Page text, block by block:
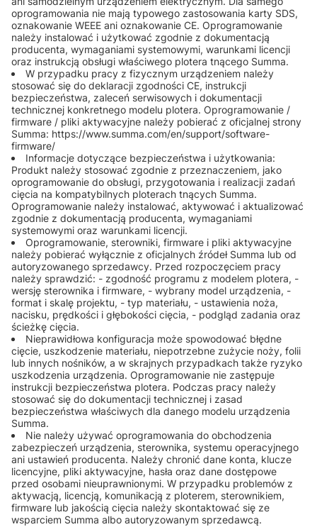
oprogramowania nie mają typowego zastosowania karty SDS,
oznakowanie WEEE ani oznakowanie CE. Oprogramowanie
należy instalować i użytkować zgodnie z dokumentacją
producenta, wymaganiami systemowymi, warunkami licencji
oraz instrukcją obsługi właściwego plotera tnącego Summa.
W przypadku pracy z fizycznym urządzeniem należy
stosować się do deklaracji zgodności CE, instrukcji
bezpieczeństwa, zaleceń serwisowych i dokumentacji
technicznej konkretnego modelu plotera. Oprogramowanie /
firmware / pliki aktywacyjne należy pobierać z oficjalnej strony
Summa: https://www.summa.com/en/support/software-
firmware/
Informacje dotyczące bezpieczeństwa i użytkowania:
Produkt należy stosować zgodnie z przeznaczeniem, jako
oprogramowanie do obsługi, przygotowania i realizacji zadań
cięcia na kompatybilnych ploterach tnących Summa.
Oprogramowanie należy instalować, aktywować i aktualizować
zgodnie z dokumentacją producenta, wymaganiami
systemowymi oraz warunkami licencji.
Oprogramowanie, sterowniki, firmware i pliki aktywacyjne
należy pobierać wyłącznie z oficjalnych źródeł Summa lub od
autoryzowanego sprzedawcy. Przed rozpoczęciem pracy
należy sprawdzić: - zgodność programu z modelem plotera, -
wersję sterownika i firmware, - wybrany model urządzenia, -
format i skalę projektu, - typ materiału, - ustawienia noża,
nacisku, prędkości i głębokości cięcia, - podgląd zadania oraz
ścieżkę cięcia.
Nieprawidłowa konfiguracja może spowodować błędne
cięcie, uszkodzenie materiału, niepotrzebne zużycie noży, folii
lub innych nośników, a w skrajnych przypadkach także ryzyko
uszkodzenia urządzenia. Oprogramowanie nie zastępuje
instrukcji bezpieczeństwa plotera. Podczas pracy należy
stosować się do dokumentacji technicznej i zasad
bezpieczeństwa właściwych dla danego modelu urządzenia
Summa.
Nie należy używać oprogramowania do obchodzenia
zabezpieczeń urządzenia, sterownika, systemu operacyjnego
ani ustawień producenta. Należy chronić dane konta, klucze
licencyjne, pliki aktywacyjne, hasła oraz dane dostępowe
przed osobami nieuprawnionymi. W przypadku problemów z
aktywacją, licencją, komunikacją z ploterem, sterownikiem,
firmware lub jakością cięcia należy skontaktować się ze
wsparciem Summa albo autoryzowanym sprzedawcą.